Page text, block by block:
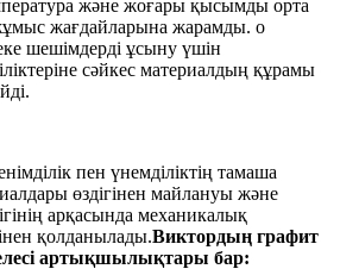
және жоғары қысымды орта
жағдайларына жарамды. o
шешімдерді ұсыну үшін
сәйкес материалдың құрамы
пен үнемділіктің тамаша
өздігінен майлануы және
арқасында механикалық
қолданылады.Виктордың графит
артықшылықтары бар: